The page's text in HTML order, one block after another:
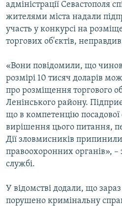
УКРАЇНСЬКА ПРОБЛЕМА КРИМУ
ІНФОГРАФІКА
Qırımtatar
ДОЛУЧАЙСЯ!
Усі сайти RFE/RL
адміністрації Севастополя
жителями міста надали
участь у конкурсі на
торгових об'єктів,
«Вони повідомили, що
розмірі 10 тисяч доларів
про розміщення торгового
Ленінського району.
що в компетенцію посадової
вирішення цього питання,
Дії зловмисників
правоохоронних органів», –
службі.
У відомстві додали, що
порушено кримінальну